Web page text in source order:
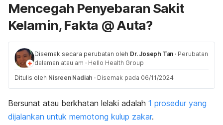
Mencegah Penyebaran Sakit
Kelamin, Fakta @ Auta?
Disemak secara perubatan oleh Dr. Joseph Tan · Perubatan
dalaman atau am · Hello Health Group
Ditulis oleh Nisreen Nadiah · Disemak pada 06/11/2024
Bersunat atau berkhatan lelaki adalah 1 prosedur yang
dijalankan untuk memotong kulup zakar.